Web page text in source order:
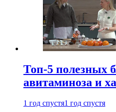
Топ-5 полезных
авитаминоза и
1 год спустя1 год спустя